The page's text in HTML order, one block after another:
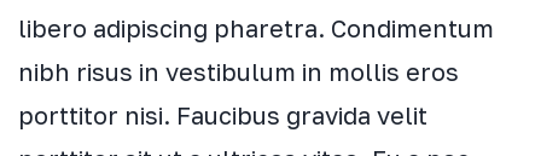
libero adipiscing pharetra. Condimentum
nibh risus in vestibulum in mollis eros
porttitor nisi. Faucibus gravida velit